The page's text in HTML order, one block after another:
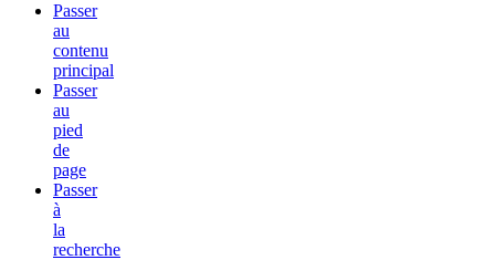
Passer
au
contenu
principal
Passer
au
pied
de
page
Passer
à
la
recherche